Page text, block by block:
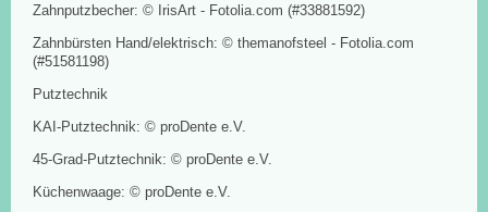
Zahnputzbecher: © IrisArt - Fotolia.com (#33881592)
Zahnbürsten Hand/elektrisch: © themanofsteel - Fotolia.com
(#51581198)
Putztechnik
KAI-Putztechnik: © proDente e.V.
45-Grad-Putztechnik: © proDente e.V.
Küchenwaage: © proDente e.V.